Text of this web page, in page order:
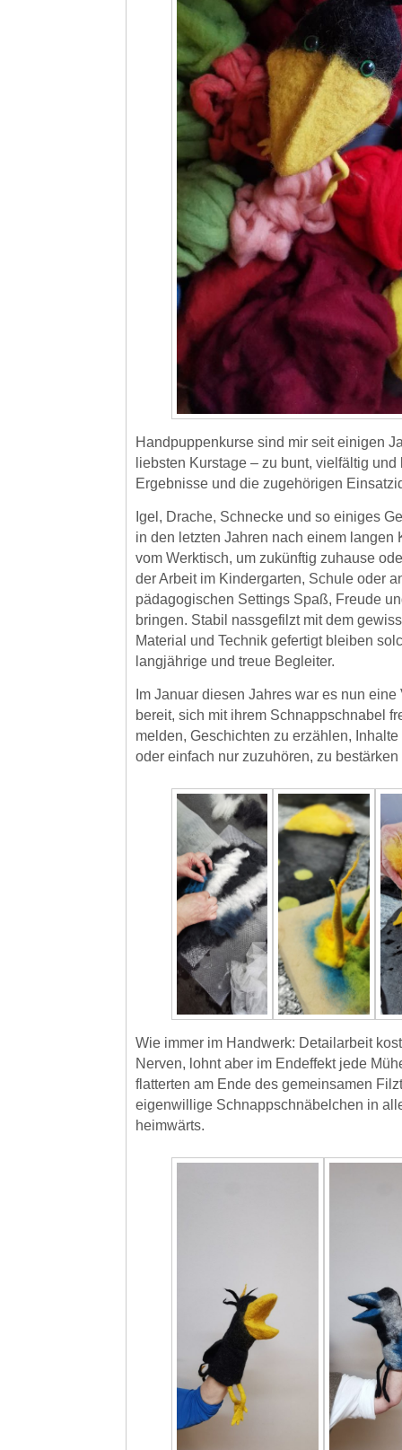
Handpuppenkurse sind mir seit einigen
liebsten Kurstage – zu bunt, vielfältig
Ergebnisse und die zugehörigen
Igel, Drache, Schnecke und so einiges
in den letzten Jahren nach einem langen
vom Werktisch, um zukünftig zuhause
der Arbeit im Kindergarten, Schule oder
pädagogischen Settings Spaß, Freude
bringen. Stabil nassgefilzt mit dem
Material und Technik gefertigt bleiben
langjährige und treue Begleiter.
Im Januar diesen Jahres war es nun
bereit, sich mit ihrem Schnappschnabel
melden, Geschichten zu erzählen,
oder einfach nur zuzuhören, zu
Wie immer im Handwerk: Detailarbeit
Nerven, lohnt aber im Endeffekt jede
flatterten am Ende des gemeinsamen
eigenwillige Schnappschnäbelchen in
heimwärts.